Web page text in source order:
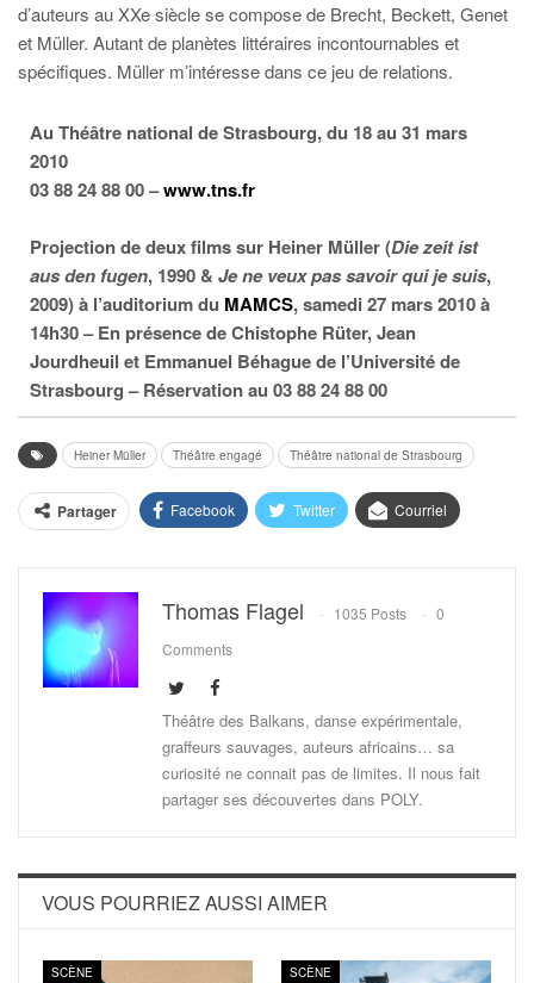
d’auteurs au XXe siècle se compose de Brecht, Beckett, Genet
et Müller. Autant de planètes littéraires incontournables et
spécifiques. Müller m’intéresse dans ce jeu de relations.
Au Théâtre national de Strasbourg, du 18 au 31 mars
2010
03 88 24 88 00 –www.tns.fr
Projection de deux films sur Heiner Müller (Die zeit ist
aus den fugen, 1990 & Je ne veux pas savoir qui je suis,
2009) à l’auditorium du MAMCS, samedi 27 mars 2010 à
14h30 – En présence de Chistophe Rüter, Jean
Jourdheuil et Emmanuel Béhague de l’Université de
Strasbourg – Réservation au 03 88 24 88 00
Heiner Müller Théâtre engagé Théâtre national de Strasbourg
Partager Facebook Twitter Courriel
Thomas Flagel 1035 Posts
0
Comments
Théâtre des Balkans, danse expérimentale,
graffeurs sauvages, auteurs africains… sa
curiosité ne connait pas de limites. Il nous fait
partager ses découvertes dans POLY.
VOUS POURRIEZ AUSSI AIMER
SCÈNE SCÈNE